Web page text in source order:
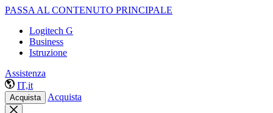
PASSA AL CONTENUTO PRINCIPALE
Logitech G
Business
Istruzione
Assistenza
IT,it
Acquista Acquista